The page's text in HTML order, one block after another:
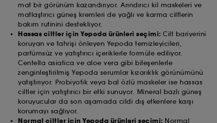
mat bir görünüm kazandırıyor. Arındırıcı kil maskeleri ve
matlaştırıcı güneş kremleri de yağlı ve karma ciltlerin
bakım rutinini destekliyor.
Hassas ciltler için Yepoda ürünleri seçimi: Cilt bariyerini
koruyan ve tahrişi önleyen Yepoda temizleyicileri,
parfümsüz ve yatıştırıcı içeriklerle formüle ediliyor.
Centella asiatica ve aloe vera gibi bileşenlerle
zenginleştirilmiş Yepoda serumlar kızarıklık görünümünü
yatıştırıyor. Probiyotik veya bal özlü maskeler ise hassas
ciltler için yatıştırıcı bir etki sunuyor. Mineral bazlı güneş
koruyucular da son aşamada cildi dış etkenlere karşı
korumayı sağlıyor.
Normal ciltler için Yepoda ürünleri seçimi: Normal